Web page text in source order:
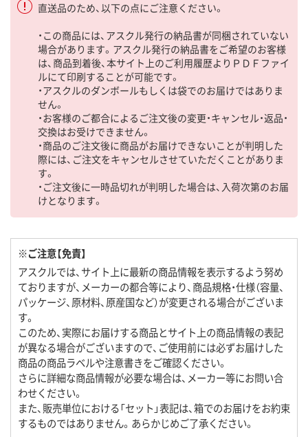
直送品のため、以下の点にご注意ください。
・この商品には、アスクル発行の納品書が同梱されていない
場合があります。アスクル発行の納品書をご希望のお客様
は、商品到着後、本サイト上のご利用履歴よりＰＤＦファイ
ルにて印刷することが可能です。
・アスクルのダンボールもしくは袋でのお届けではありま
せん。
・お客様のご都合によるご注文後の変更・キャンセル・返品・
交換はお受けできません。
・商品のご注文後に商品がお届けできないことが判明した
際には、ご注文をキャンセルさせていただくことがありま
す。
・ご注文後に一時品切れが判明した場合は、入荷次第のお届
けとなります。
※ご注意【免責】
アスクルでは、サイト上に最新の商品情報を表示するよう努め
ておりますが、メーカーの都合等により、商品規格・仕様（容量、
パッケージ、原材料、原産国など）が変更される場合がございま
す。
このため、実際にお届けする商品とサイト上の商品情報の表記
が異なる場合がございますので、ご使用前には必ずお届けした
商品の商品ラベルや注意書きをご確認ください。
さらに詳細な商品情報が必要な場合は、メーカー等にお問い合
わせください。
また、販売単位における「セット」表記は、箱でのお届けをお約束
するものではありません。あらかじめご了承ください。